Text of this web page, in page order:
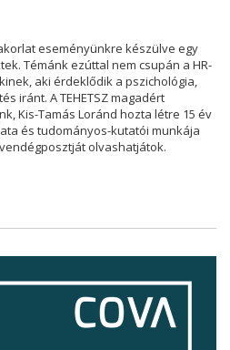
eseményünkre készülve egy
Témánk ezúttal nem csupán a HR-
aki érdeklődik a pszichológia,
iránt. A TEHETSZ magadért
Kis-Tamás Loránd hozta létre 15 év
és tudományos-kutatói munkája
olvashatjátok.